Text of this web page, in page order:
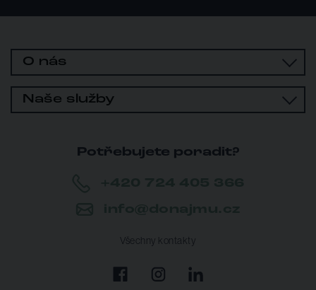
O nás
Naše služby
Potřebujete poradit?
Všechny kontakty